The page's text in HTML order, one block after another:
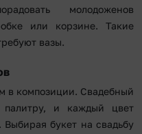
молодоженов
или корзине. Такие
вазы.
в композиции. Свадебный
палитру, и каждый цвет
букет на свадьбу